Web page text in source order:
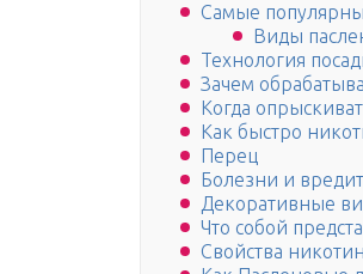
Самые
Виды
Технология
Зачем
Когда
Как быстро
Перец
Болезни и
Декоративные
Что собой
Свойства